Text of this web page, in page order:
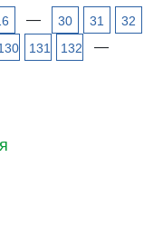
— 30 31
32
131 132 —